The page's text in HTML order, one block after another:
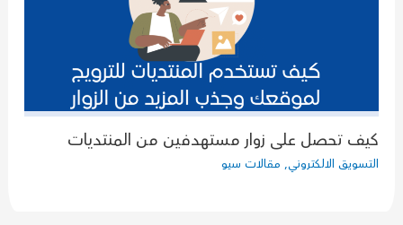
كيف تحصل على زوار مستهدفين من المنتديات
التسويق الالكتروني, مقالات سيو